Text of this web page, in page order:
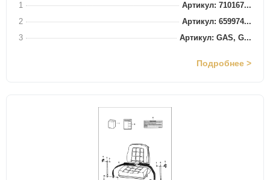
1
Артикул: 710167...
2
Артикул: 659974...
3
Артикул: GAS, G...
Подробнее >